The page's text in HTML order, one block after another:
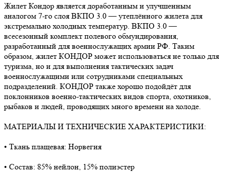
Жилет Кондор является доработанным и улучшенным
аналогом 7-го слоя ВКПО 3.0 — утеплённого жилета для
экстремально холодных температур. ВКПО 3.0 —
всесезонный комплект полевого обмундирования,
разработанный для военнослужащих армии РФ. Таким
образом, жилет КОНДОР может использоваться не только для
туризма, но и для выполнения тактических задач
военнослужащими или сотрудниками специальных
подразделений. КОНДОР также хорошо подойдёт для
поклонников военно-тактических видов спорта, охотников,
рыбаков и людей, проводящих много времени на холоде.
МАТЕРИАЛЫ И ТЕХНИЧЕСКИЕ ХАРАКТЕРИСТИКИ:
• Ткань плащевая: Норвегия
• Состав: 85% нейлон, 15% полиэстер